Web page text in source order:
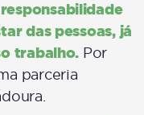
das pessoas, já
trabalho. Por
parceria